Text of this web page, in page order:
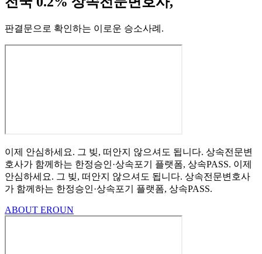
판결문으로 확인하는 이로운 승소사례 .
이제 안심하세요. 그 빚, 떠안지 않으셔도 됩니다. 상속전문변
호사가 함께하는 한정승인·상속포기 플랫폼, 상속PASS. 이제
안심하세요. 그 빚, 떠안지 않으셔도 됩니다. 상속전문변호사
가 함께하는 한정승인·상속포기 플랫폼, 상속PASS.
ABOUT EROUN